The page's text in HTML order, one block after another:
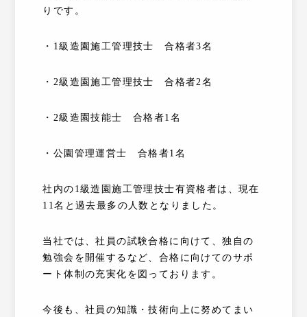
りです。
・1級造園施工管理技士 合格者3名
・2級造園施工管理技士 合格者2名
・2級造園技能士 合格者1名
・公園管理運営士 合格者1名
社内の1級造園施工管理技士有資格者は、現在
11名と過去最多の人数となりました。
当社では、社員の試験合格に向けて、独自の
勉強会を開催するなど、合格に向けてのサポ
ート体制の充実化を図っております。
今後も、社員の知識・技術向上に努めてまい